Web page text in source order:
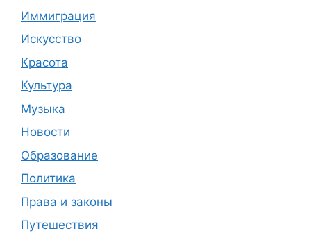
Иммиграция
Искусство
Красота
Культура
Музыка
Новости
Образование
Политика
Права и законы
Путешествия